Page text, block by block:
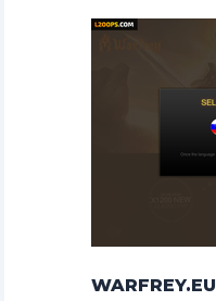
WARFREY.EU